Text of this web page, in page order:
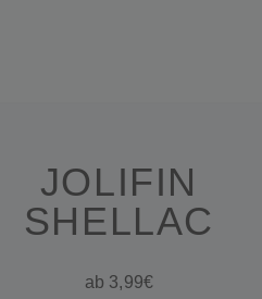
JOLIFIN
SHELLAC
ab 3,99€